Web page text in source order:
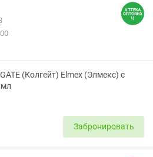
(Колгейт) Elmex (Элмекс) с
мл
Забронировать